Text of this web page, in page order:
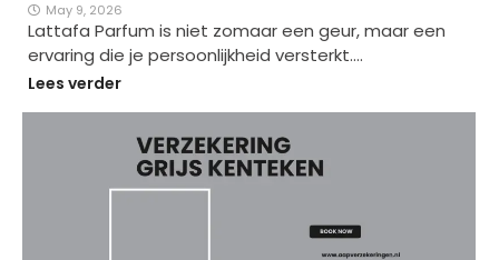
May 9, 2026
Lattafa Parfum is niet zomaar een geur, maar een
ervaring die je persoonlijkheid versterkt.…
Lees verder